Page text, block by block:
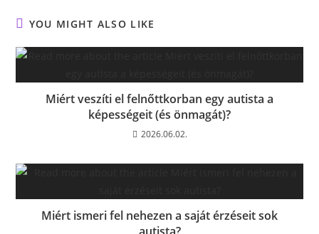
YOU MIGHT ALSO LIKE
Miért veszíti el felnőttkorban egy autista a
képességeit (és önmagát)?
2026.06.02.
Miért ismeri fel nehezen a saját érzéseit sok